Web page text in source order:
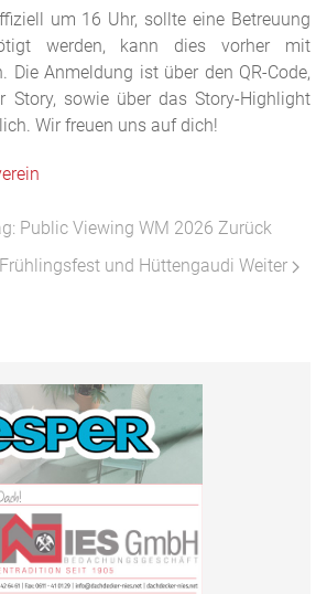
um 16 Uhr, sollte eine Betreuung
werden, kann dies vorher mit
Die Anmeldung ist über den QR-Code,
Story, sowie über das Story-Highlight
Wir freuen uns auf dich!
Public Viewing WM 2026 Zurück
und Hüttengaudi Weiter